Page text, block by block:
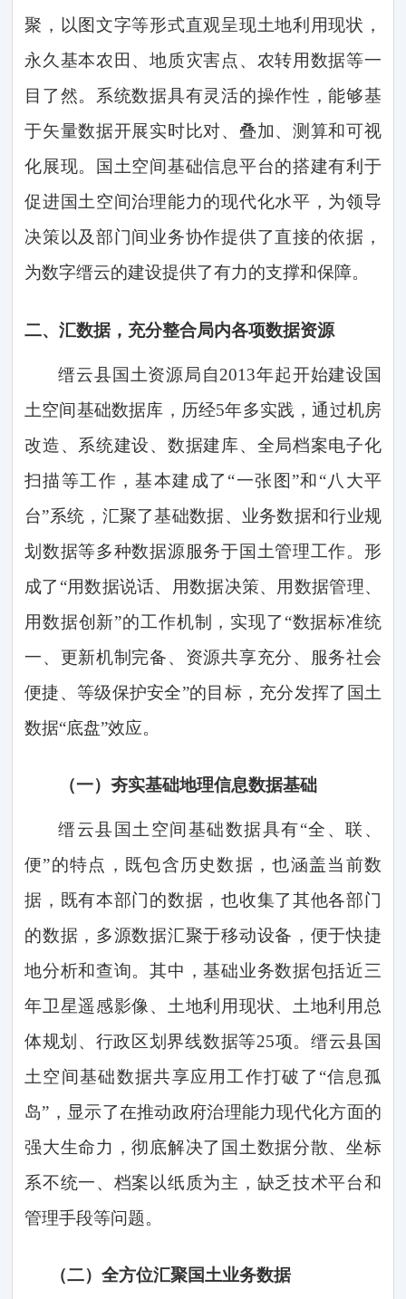
聚，以图文字等形式直观呈现土地利用现状，
永久基本农田、地质灾害点、农转用数据等一
目了然。系统数据具有灵活的操作性，能够基
于矢量数据开展实时比对、叠加、测算和可视
化展现。国土空间基础信息平台的搭建有利于
促进国土空间治理能力的现代化水平，为领导
决策以及部门间业务协作提供了直接的依据，
为数字缙云的建设提供了有力的支撑和保障。
二、汇数据，充分整合局内各项数据资源
缙云县国土资源局自2013年起开始建设国
土空间基础数据库，历经5年多实践，通过机房
改造、系统建设、数据建库、全局档案电子化
扫描等工作，基本建成了“一张图”和“八大平
台”系统，汇聚了基础数据、业务数据和行业规
划数据等多种数据源服务于国土管理工作。 形
成了 “用数据说话、用数据决策、用数据管理、
用数据创新”的工作机制， 实现了 “数据标准统
一、更新机制完备、资源共享充分、服务社会
便捷、等级保护安全”的目标， 充分发挥了国土
数据“底盘”效应。
（一） 夯实基础地理信息数据基础
缙云县国土空间基础数据具有“全、联、
便”的特点，既包含历史数据，也涵盖当前数
据，既有本部门的数据，也收集了其他各部门
的数据，多源数据汇聚于移动设备，便于快捷
地分析和查询。其中，基础业务数据包括近三
年卫星遥感影像、土地利用现状、土地利用总
体规划、行政区划界线数据等25项。缙云县国
土空间基础数据共享应用工作打破了 “信息孤
岛”，显示了在推动政府治理能力现代化方面的
强大生命力，彻底解决了国土数据分散、坐标
系不统一、档案以纸质为主，缺乏技术平台和
管理手段等问题。
（二）全方位汇聚国土业务数据